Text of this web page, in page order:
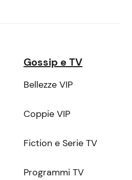
Gossip e TV
Bellezze VIP
Coppie VIP
Fiction e Serie TV
Programmi TV